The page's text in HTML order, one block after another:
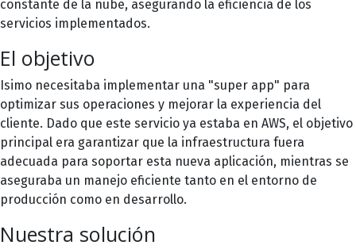
constante de la nube, asegurando la eficiencia de los
servicios implementados.
El objetivo
Isimo necesitaba implementar una "super app" para
optimizar sus operaciones y mejorar la experiencia del
cliente. Dado que este servicio ya estaba en AWS, el objetivo
principal era garantizar que la infraestructura fuera
adecuada para soportar esta nueva aplicación, mientras se
aseguraba un manejo eficiente tanto en el entorno de
producción como en desarrollo.
Nuestra solución